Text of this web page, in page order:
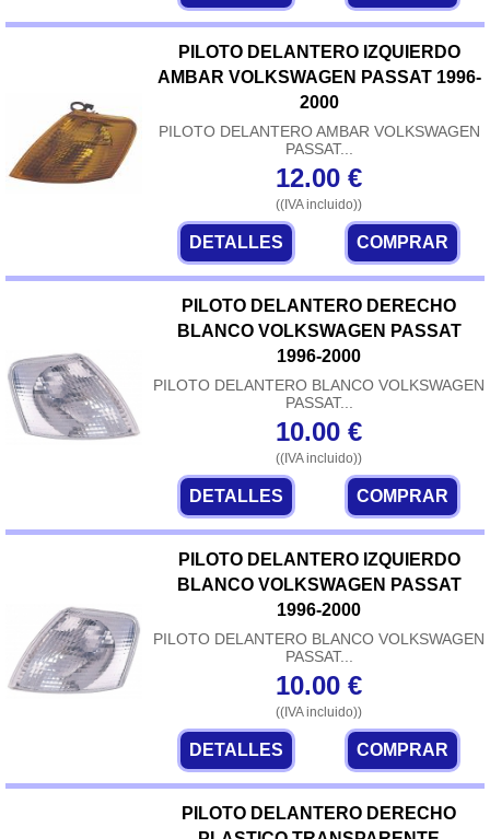
PILOTO DELANTERO IZQUIERDO
AMBAR VOLKSWAGEN PASSAT 1996-
2000
PILOTO DELANTERO AMBAR VOLKSWAGEN
PASSAT...
12.00 €
((IVA incluido))
DETALLES COMPRAR
PILOTO DELANTERO DERECHO
BLANCO VOLKSWAGEN PASSAT
1996-2000
PILOTO DELANTERO BLANCO VOLKSWAGEN
PASSAT...
10.00 €
((IVA incluido))
DETALLES COMPRAR
PILOTO DELANTERO IZQUIERDO
BLANCO VOLKSWAGEN PASSAT
1996-2000
PILOTO DELANTERO BLANCO VOLKSWAGEN
PASSAT...
10.00 €
((IVA incluido))
DETALLES COMPRAR
PILOTO DELANTERO DERECHO